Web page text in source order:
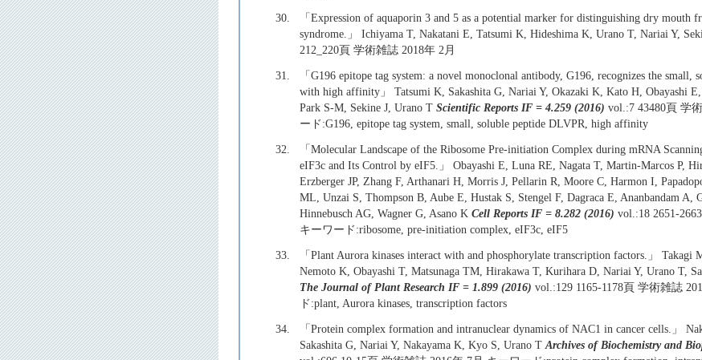
30.
「Expression of aquaporin 3 and 5 as a potential marker for distinguishing dry mouth
syndrome.」 Ichiyama T, Nakatani E, Tatsumi K, Hideshima K, Urano T, Nariai Y,
212_220頁 学術雑誌 2018年 2月
31.
「G196 epitope tag system: a novel monoclonal antibody, G196, recognizes the small,
with high affinity」 Tatsumi K, Sakashita G, Nariai Y, Okazaki K, Kato H, Obayashi E,
Park S-M, Sekine J, Urano T Scientific Reports IF = 4.259 (2016) vol.:7 43480頁 学
ード:G196, epitope tag system, small, soluble peptide DLVPR, high affinity
32.
「Molecular Landscape of the Ribosome Pre-initiation Complex during mRNA
eIF3c and Its Control by eIF5.」 Obayashi E, Luna RE, Nagata T, Martin-Marcos P,
Erzberger JP, Zhang F, Arthanari H, Morris J, Pellarin R, Moore C, Harmon I,
ML, Unzai S, Thompson B, Aube E, Hustak S, Stengel F, Dagraca E, Ananbandam A,
Hinnebusch AG, Wagner G, Asano K Cell Reports IF = 8.282 (2016) vol.:18 2651-
キーワード:ribosome, pre-initiation complex, eIF3c, eIF5
33.
「Plant Aurora kinases interact with and phosphorylate transcription factors.」 Takagi
Nemoto K, Obayashi T, Matsunaga TM, Hirakawa T, Kurihara D, Nariai Y, Urano T,
The Journal of Plant Research IF = 1.899 (2016) vol.:129 1165-1178頁 学術雑誌
ド:plant, Aurora kinases, transcription factors
34.
「Protein complex formation and intranuclear dynamics of NAC1 in cancer cells.」
Sakashita G, Nariai Y, Nakayama K, Kyo S, Urano T Archives of Biochemistry and